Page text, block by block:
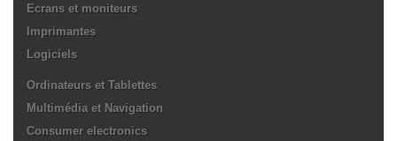
Ecrans et moniteurs
Imprimantes
Logiciels
Ordinateurs et Tablettes
Multimédia et Navigation
Consumer electronics